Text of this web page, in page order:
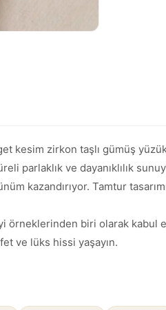
kesim zirkon taşlı gümüş
parlaklık ve dayanıklılık
kazandırıyor. Tamtur
biri olarak kabul
ve lüks hissi yaşayın.